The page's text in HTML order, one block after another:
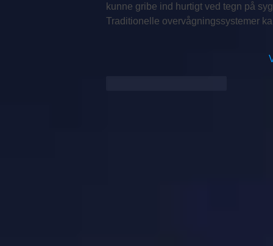
kunne gribe ind hurtigt ved tegn på
Traditionelle overvågningssystemer